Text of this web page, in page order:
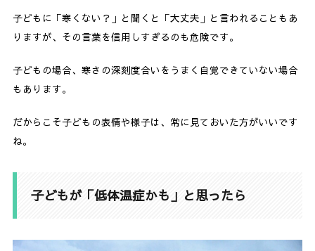
子どもに「寒くない？」と聞くと「大丈夫」と言われることもあ
りますが、その言葉を信用しすぎるのも危険です。
子どもの場合、寒さの深刻度合いをうまく自覚できていない場合
もあります。
だからこそ子どもの表情や様子は、常に見ておいた方がいいです
ね。
子どもが「低体温症かも」と思ったら